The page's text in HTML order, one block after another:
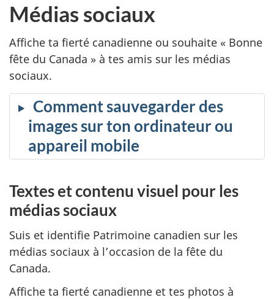
Médias sociaux
Affiche ta fierté canadienne ou souhaite « Bonne
fête du Canada » à tes amis sur les médias
sociaux.
Comment sauvegarder des
images sur ton ordinateur ou
appareil mobile
Textes et contenu visuel pour les
médias sociaux
Suis et identifie Patrimoine canadien sur les
médias sociaux à l’occasion de la fête du
Canada.
Affiche ta fierté canadienne et tes photos à